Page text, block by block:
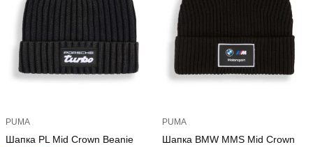
PUMA
Шапка PL Mid Crown Beanie
PUMA
Шапка BMW MMS Mid Crown